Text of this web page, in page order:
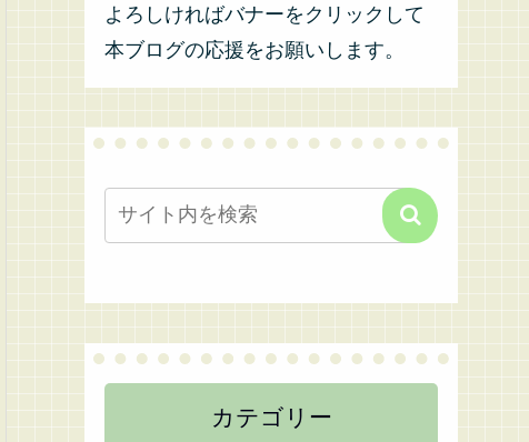
よろしければバナーをクリックして
本ブログの応援をお願いします。
カテゴリー